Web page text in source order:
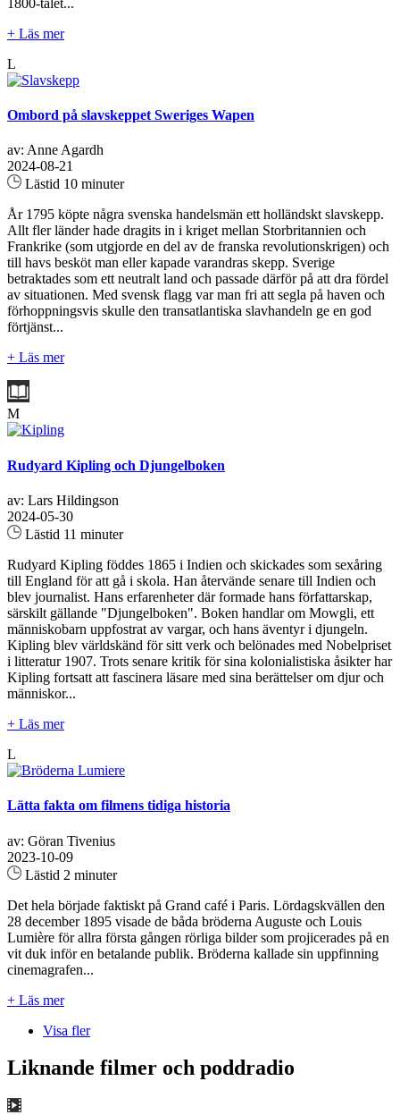
1800-talet...
+ Läs mer
L
Ombord på slavskeppet Sweriges Wapen
av: Anne Agardh
2024-08-21
Lästid 10 minuter
År 1795 köpte några svenska handelsmän ett holländskt slavskepp.
Allt fler länder hade dragits in i kriget mellan Storbritannien och
Frankrike (som utgjorde en del av de franska revolutionskrigen) och
till havs besköt man eller kapade varandras skepp. Sverige
betraktades som ett neutralt land och passade därför på att dra fördel
av situationen. Med svensk flagg var man fri att segla på haven och
förhoppningsvis skulle den transatlantiska slavhandeln ge en god
förtjänst...
+ Läs mer
M
Rudyard Kipling och Djungelboken
av: Lars Hildingson
2024-05-30
Lästid 11 minuter
Rudyard Kipling föddes 1865 i Indien och skickades som sexåring
till England för att gå i skola. Han återvände senare till Indien och
blev journalist. Hans erfarenheter där formade hans författarskap,
särskilt gällande "Djungelboken". Boken handlar om Mowgli, ett
människobarn uppfostrat av vargar, och hans äventyr i djungeln.
Kipling blev världskänd för sitt verk och belönades med Nobelpriset
i litteratur 1907. Trots senare kritik för sina kolonialistiska åsikter har
Kipling fortsatt att fascinera läsare med sina berättelser om djur och
människor...
+ Läs mer
L
Lätta fakta om filmens tidiga historia
av: Göran Tivenius
2023-10-09
Lästid 2 minuter
Det hela började faktiskt på Grand café i Paris. Lördagskvällen den
28 december 1895 visade de båda bröderna Auguste och Louis
Lumière för allra första gången rörliga bilder som projicerades på en
vit duk inför en betalande publik. Bröderna kallade sin uppfinning
cinemagrafen...
+ Läs mer
Visa fler
Liknande filmer och poddradio